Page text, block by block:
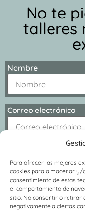
Para ofrecer las mejores
cookies para almacenar y/
consentimiento de estas
el comportamiento de
sitio. No consentir o retirar
negativamente a ciertas
No te
talleres
Nombre
Correo electrónico